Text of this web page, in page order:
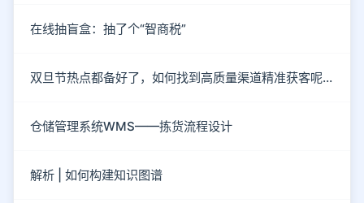
在线抽盲盒：抽了个“智商税”
双旦节热点都备好了，如何找到高质量渠道精准获客呢？
仓储管理系统WMS——拣货流程设计
解析 | 如何构建知识图谱